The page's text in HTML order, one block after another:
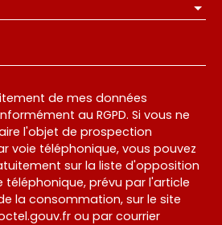
de mes données
au RGPD. Si vous ne
l'objet de prospection
voie téléphonique, vous pouvez
sur la liste d'opposition
prévu par l'article
la consommation, sur le site
ou par courrier